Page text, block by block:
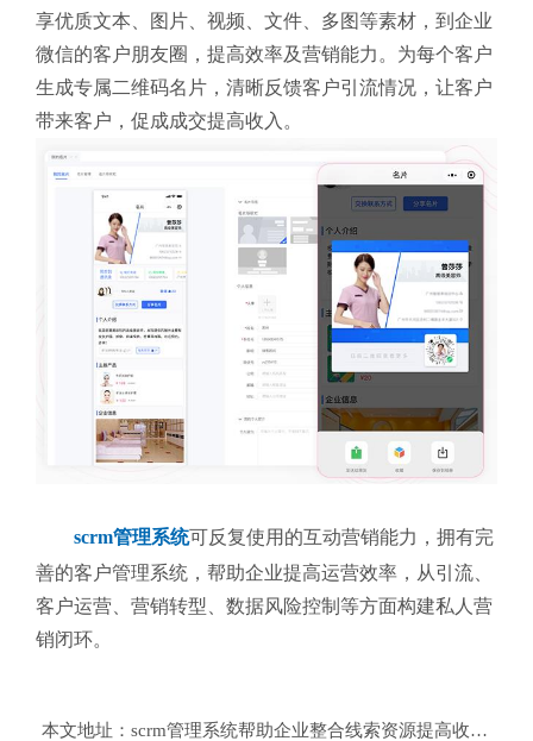
享优质文本、图片、视频、文件、多图等素材，到企业
微信的客户朋友圈，提高效率及营销能力。 为每个客户
生成专属二维码名片，清晰反馈客户引流情况，让客户
带来客户，促成成交提高收入。
scrm管理系统可反复使用的互动营销能力， 拥有完
善的客户管理系统，帮助企业提高运营效率，从引流、
客户运营、营销转型、数据风险控制等方面构建私人营
销闭环。
本文地址： scrm管理系统帮助企业整合线索资源提高收入？